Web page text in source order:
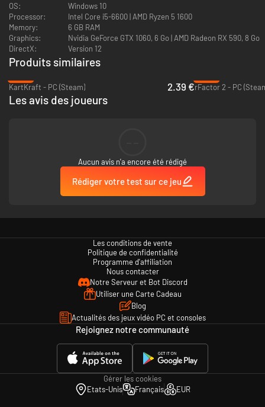
OS:
Windows 10
Processor:
Intel Core i5-6600 | AMD Ryzen 5 1600
Memory:
6 GB RAM
Graphics:
Nvidia GeForce GTX 1060, 6 Go | AMD Radeon RX 590, 8 Go
DirectX:
Version 12
Produits similaires
KartKraft - PC (Steam)
2.39 €rFactor 2 - PC
Les avis des joueurs
Aucun avis n'a encore été rédigé
Rédiger votre test sur ce jeu
Les conditions de vente
Politique de confidentialité
Programme d'affiliation
Nous contacter
Notre Serveur et Bot Discord
Utiliser une Carte Cadeau
Blog
Actualités des jeux vidéo PC et consoles
Rejoignez notre communauté
Gérer les cookies
Etats-Unis
Français EUR